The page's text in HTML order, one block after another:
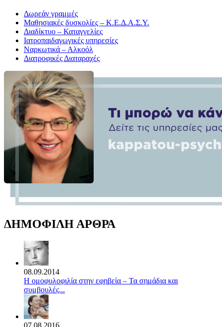
Δωρεάν γραμμές
Μαθησιακές δυσκολίες – Κ.Ε.Δ.Α.Σ.Υ.
Διαδίκτυο – Καταγγελίες
Ιατροπαιδαγωγικές υπηρεσίες
Ναρκωτικά – Αλκοόλ
Διατροφικές Διαταραχές
ΔΗΜΟΦΙΛΗ ΑΡΘΡΑ
08.09.2014
Η ομοφυλοφιλία στην εφηβεία – Τα σημάδια και
συμβουλές...
07.08.2016